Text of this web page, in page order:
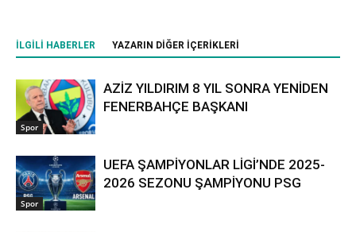
İLGILI HABERLER YAZARIN DIĞER İÇERIKLERI
Spor
AZİZ YILDIRIM 8 YIL SONRA YENİDEN
FENERBAHÇE BAŞKANI
Spor
UEFA ŞAMPİYONLAR LİGİ’NDE 2025-
2026 SEZONU ŞAMPİYONU PSG